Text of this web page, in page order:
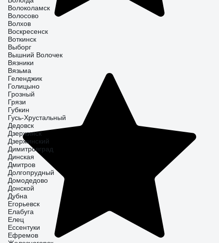
Волоколамск
Волосово
Волхов
Воскресенск
Воткинск
Выборг
Вышний Волочек
Вязники
Вязьма
Геленджик
Голицыно
Грозный
Грязи
Губкин
Гусь-Хрустальный
Дедовск
Дзержинск
Дзержинский
Димитровград
Динская
Дмитров
Долгопрудный
Домодедово
Донской
Дубна
Егорьевск
Елабуга
Елец
Ессентуки
Ефремов